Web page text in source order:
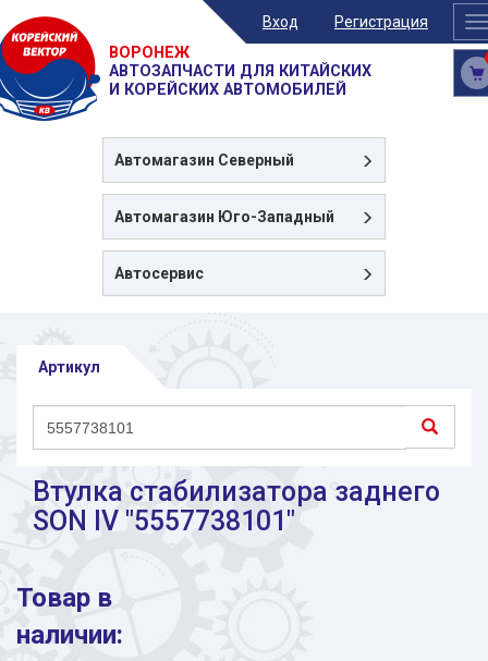
Вход Регистрация
ВОРОНЕЖ
АВТОЗАПЧАСТИ ДЛЯ КИТАЙСКИХ
И КОРЕЙСКИХ АВТОМОБИЛЕЙ
Автомагазин Северный
Автомагазин Юго-Западный
Автосервис
Артикул
Втулка стабилизатора заднего
SON IV "5557738101"
Товар в
наличии: